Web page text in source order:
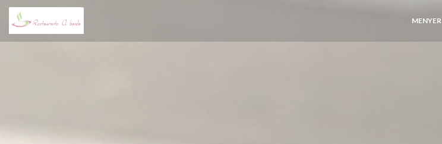
Panel for informasjonskapsler
MENYER